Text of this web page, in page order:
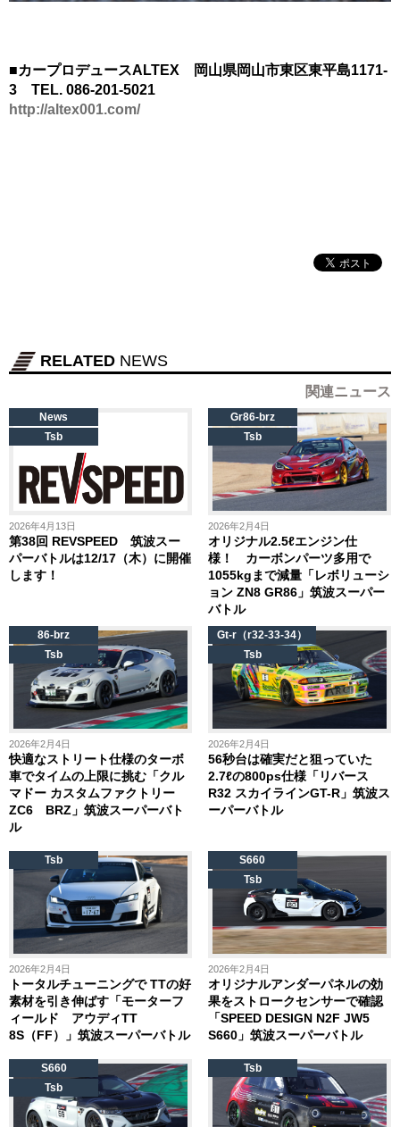
■カープロデュースALTEX 岡山県岡山市東区東平島1171-
3 TEL. 086-201-5021
http://altex001.com/
RELATED NEWS
関連ニュース
2026年4月13日
第38回 REVSPEED 筑波スー
パーバトルは12/17（木）に開催
します！
News
Tsb
2026年2月4日
オリジナル2.5ℓエンジン仕
様！ カーボンパーツ多用で
1055kgまで減量「レボリューシ
ョン ZN8 GR86」筑波スーパー
バトル
Gr86-brz
Tsb
2026年2月4日
快適なストリート仕様のターボ
車でタイムの上限に挑む「クル
マドー カスタムファクトリー
ZC6 BRZ」筑波スーパーバト
ル
86-brz
Tsb
2026年2月4日
56秒台は確実だと狙っていた
2.7ℓの800ps仕様「リバース
R32 スカイラインGT-R」筑波ス
ーパーバトル
Gt-r（r32-33-34）
Tsb
2026年2月4日
トータルチューニングで TTの好
素材を引き伸ばす「モーターフ
ィールド アウディTT
8S（FF）」筑波スーパーバトル
Tsb
2026年2月4日
オリジナルアンダーパネルの効
果をストロークセンサーで確認
「SPEED DESIGN N2F JW5
S660」筑波スーパーバトル
S660
Tsb
S660
Tsb
Tsb